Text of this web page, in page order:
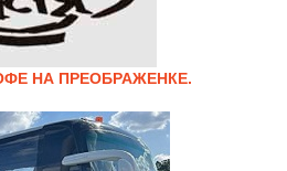
НА ПРЕОБРАЖЕНКЕ.